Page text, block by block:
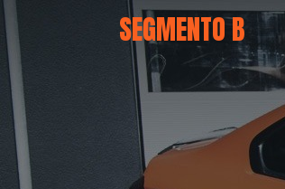
SEGMENTO B